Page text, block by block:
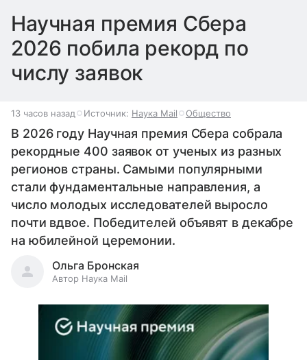
Научная премия Сбера
2026 побила рекорд по
числу заявок
13 часов назад Источник: Наука Mail Общество
В 2026 году Научная премия Сбера собрала
рекордные 400 заявок от ученых из разных
регионов страны. Самыми популярными
стали фундаментальные направления, а
число молодых исследователей выросло
почти вдвое. Победителей объявят в декабре
на юбилейной церемонии.
Ольга Бронская
Автор Наука Mail